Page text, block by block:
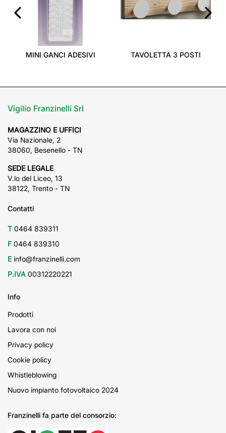
MINI GANCI ADESIVI TAVOLETTA 3 POSTI
Vigilio Franzinelli Srl
MAGAZZINO E UFFICI
Via Nazionale, 2
38060, Besenello - TN
SEDE LEGALE
V.lo del Liceo, 13
38122, Trento - TN
Contatti
T 0464 839311
F 0464 839310
E info@franzinelli.com
P.IVA 00312220221
Info
Prodotti
Lavora con noi
Privacy policy
Cookie policy
Whistleblowing
Nuovo impianto fotovoltaico 2024
Franzinelli fa parte del consorzio: